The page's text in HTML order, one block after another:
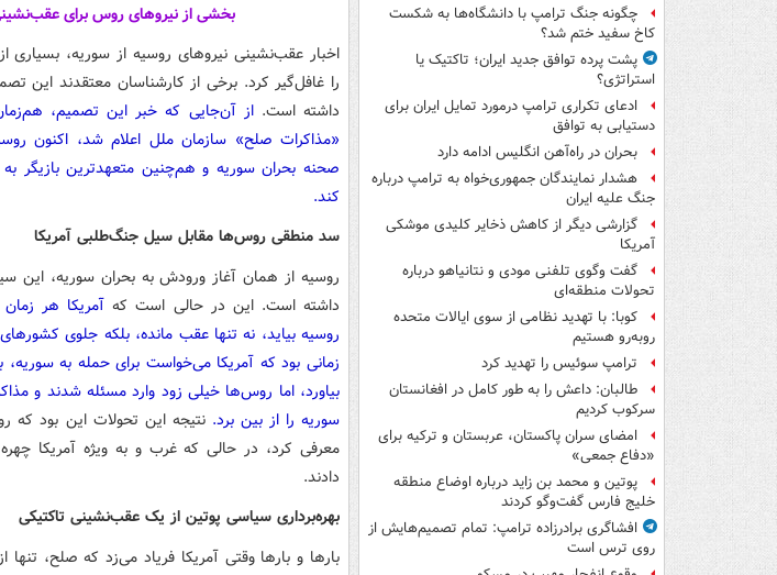
چگونه جنگ ترامپ با دانشگاه‌ها به شکست
کاخ سفید ختم شد؟
پشت پرده توافق جدید ایران؛ تاکتیک یا
استراتژی؟
ادعای تکراری ترامپ درمورد تمایل ایران برای
دستیابی به توافق
بحران در راه‌آهن انگلیس ادامه دارد
هشدار نمایندگان جمهوری‌خواه به ترامپ درباره
جنگ علیه ایران
گزارشی دیگر از کاهش ذخایر کلیدی موشکی
آمریکا
گفت وگوی تلفنی مودی و نتانیاهو درباره
تحولات منطقه‌ای
کوبا: با تهدید نظامی از سوی ایالات متحده
روبه‌رو هستیم
ترامپ سوئیس را تهدید کرد
طالبان: داعش را به طور کامل در افغانستان
سرکوب کردیم
امضای سران پاکستان، عربستان و ترکیه برای
«دفاع جمعی»
پوتین و محمد بن زاید درباره اوضاع منطقه
خلیج فارس گفت‌وگو کردند
افشاگری برادرزاده ترامپ: تمام تصمیم‌هایش از
روی ترس است
بخشی از نیروهای روس برای
اخبار عقب‌نشینی نیروهای روسیه از سوریه، بسیاری
را غافل‌گیر کرد. برخی از کارشناسان معتقدند این
داشته است.از آن‌جایی که خبر این تصمیم،
«مذاکرات صلح» سازمان ملل اعلام شد، اکنون
صحنه بحران سوریه و هم‌چنین متعهدترین بازیگر
کند.
سد منطقی روس‌ها مقابل سیل جنگ‌طلبی آمریکا
روسیه از همان آغاز ورودش به بحران سوریه، این
داشته است. این در حالی است که آمریکا هر
روسیه بیاید، نه تنها عقب مانده، بلکه جلوی
زمانی بود که آمریکا می‌خواست برای حمله به سوریه،
بیاورد، اما روس‌ها خیلی زود وارد مسئله شدند و
سوریه را از بین برد. نتیجه این تحولات این بود که
معرفی کرد، در حالی که غرب و به ویژه آمریکا
دادند.
بهره‌برداری سیاسی پوتین از یک عقب‌نشینی تاکتیکی
بارها و بارها وقتی آمریکا فریاد می‌زد که صلح،